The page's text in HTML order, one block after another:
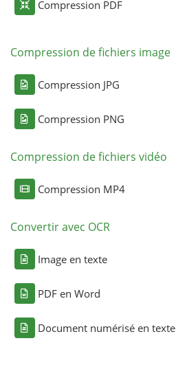
Compression PDF
Compression de fichiers image
Compression JPG
Compression PNG
Compression de fichiers vidéo
Compression MP4
Convertir avec OCR
Image en texte
PDF en Word
Document numérisé en texte